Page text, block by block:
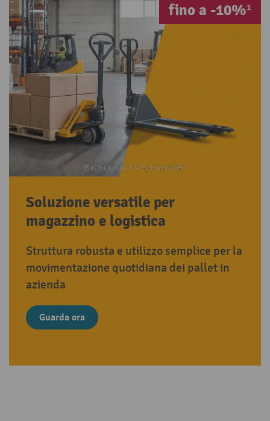
fino a -10%¹
Soluzione versatile per
magazzino e logistica
Struttura robusta e utilizzo semplice per la
movimentazione quotidiana dei pallet in
azienda
Guarda ora